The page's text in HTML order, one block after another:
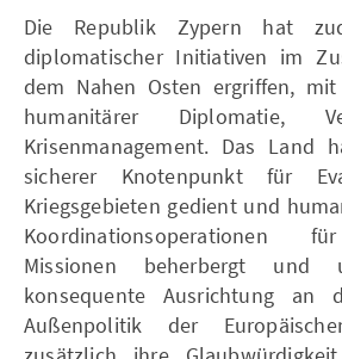
Die Republik Zypern hat
diplomatischer Initiativen im
dem Nahen Osten ergriffen,
humanitärer Diplomatie,
Krisenmanagement. Das Land
sicherer Knotenpunkt für
Kriegsgebieten gedient und
Koordinationsoperationen
Missionen beherbergt und
konsequente Ausrichtung an
Außenpolitik der